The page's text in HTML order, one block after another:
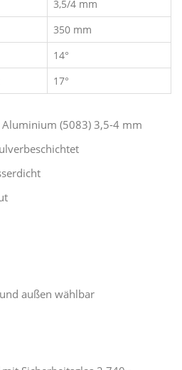
3,5/4 mm
350 mm
14°
17°
(5083) 3,5-4 mm
außen wählbar